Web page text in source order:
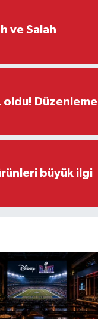
ve Salah
oldu! Düzenleme
büyük ilgi